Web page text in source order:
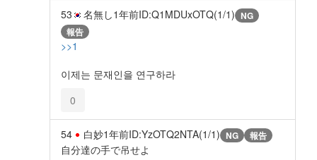
53 名無し1年前ID:Q1MDUxOTQ(1/1) NG
報告
>>1
이제는 문재인을 연구하라
0
54 白妙1年前ID:YzOTQ2NTA(1/1) NG 報告
自分達の手で吊せよ